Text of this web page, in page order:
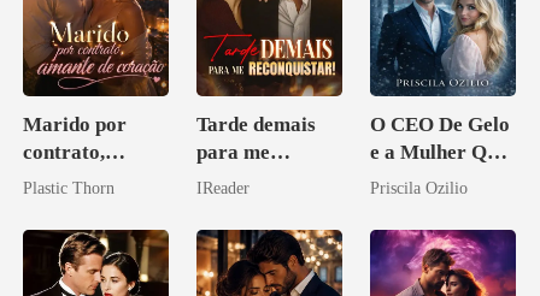
Marido por
contrato,
amante de
Plastic Thorn
Tarde demais
para me
reconquistar!
IReader
O CEO De Gelo
e a Mulher Que
Ele Jurou Odiar
Priscila Ozilio